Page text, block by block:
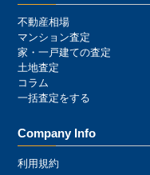
不動産相場
マンション査定
家・一戸建ての査定
土地査定
コラム
一括査定をする
Company Info
利用規約